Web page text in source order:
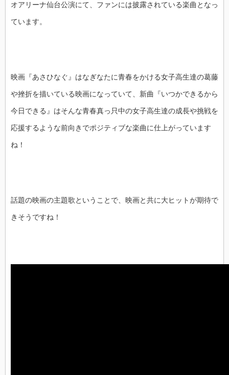
オアリーナ仙台公演にて、ファンには披露されている楽曲となっ
ています。
映画『あさひなぐ』はなぎなたに青春をかける女子高生達の葛藤
や挫折を描いている映画になっていて、新曲『いつかできるから
今日できる』はそんな青春真っ只中の女子高生達の成長や挑戦を
応援するような前向きでポジティブな楽曲に仕上がっています
ね！
話題の映画の主題歌ということで、映画と共に大ヒットが期待で
きそうですね！